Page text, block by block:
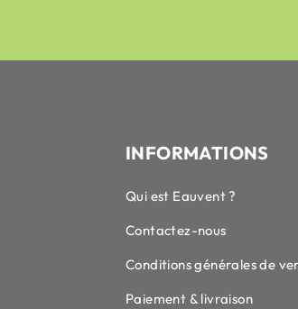
INFORMATIONS
Qui est Eauvent ?
Contactez-nous
Conditions générales de
Paiement & livraison